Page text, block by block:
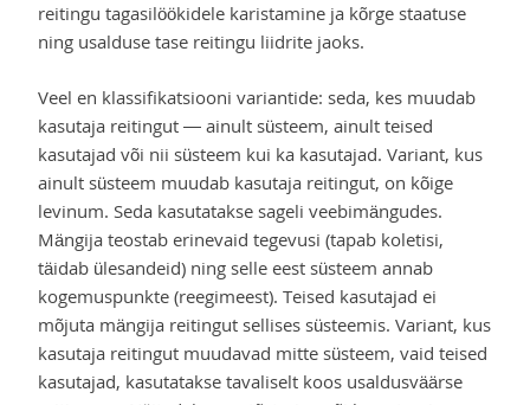
reitingu tagasilöökidele karistamine ja kõrge staatuse
ning usalduse tase reitingu liidrite jaoks.
Veel en klassifikatsiooni variantide: seda, kes muudab
kasutaja reitingut — ainult süsteem, ainult teised
kasutajad või nii süsteem kui ka kasutajad. Variant, kus
ainult süsteem muudab kasutaja reitingut, on kõige
levinum. Seda kasutatakse sageli veebimängudes.
Mängija teostab erinevaid tegevusi (tapab koletisi,
täidab ülesandeid) ning selle eest süsteem annab
kogemuspunkte (reegimeest). Teised kasutajad ei
mõjuta mängija reitingut sellises süsteemis. Variant, kus
kasutaja reitingut muudavad mitte süsteem, vaid teised
kasutajad, kasutatakse tavaliselt koos usaldusväärse